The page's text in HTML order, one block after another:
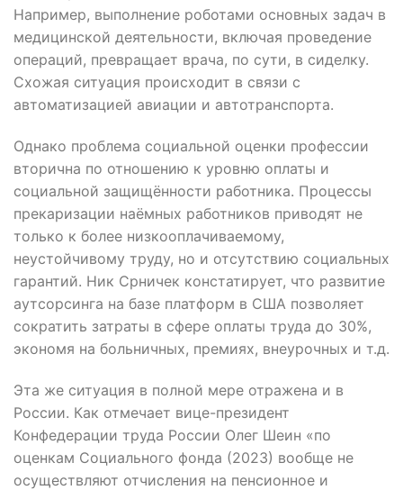
Например, выполнение роботами основных задач в
медицинской деятельности, включая проведение
операций, превращает врача, по сути, в сиделку.
Схожая ситуация происходит в связи с
автоматизацией авиации и автотранспорта.
Однако проблема социальной оценки профессии
вторична по отношению к уровню оплаты и
социальной защищённости работника. Процессы
прекаризации наёмных работников приводят не
только к более низкооплачиваемому,
неустойчивому труду, но и отсутствию социальных
гарантий. Ник Срничек констатирует, что развитие
аутсорсинга на базе платформ в США позволяет
сократить затраты в сфере оплаты труда до 30%,
экономя на больничных, премиях, внеурочных и т.д.
Эта же ситуация в полной мере отражена и в
России. Как отмечает вице-президент
Конфедерации труда России Олег Шеин «по
оценкам Социального фонда (2023) вообще не
осуществляют отчисления на пенсионное и